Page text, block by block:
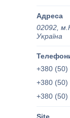
02092,
Україна
+380 (50)
+380 (50)
+380 (50)